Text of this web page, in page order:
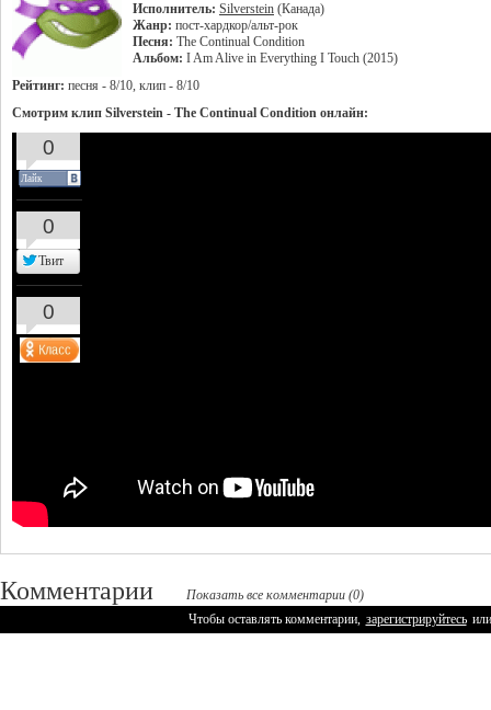
Исполнитель: Silverstein (Канада)
Жанр: пост-хардкор/альт-рок
Песня: The Continual Condition
Альбом: I Am Alive in Everything I Touch (2015)
Рейтинг: песня - 8/10, клип - 8/10
Смотрим клип Silverstein - The Continual Condition онлайн:
Комментарии
Показать все комментарии (0)
Чтобы оставлять комментарии, зарегистрируйтесь или
0
Лайк
0
Твит
0